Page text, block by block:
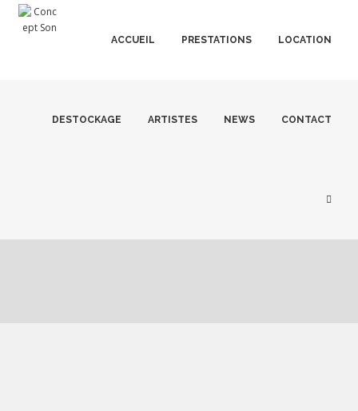
ACCUEIL PRESTATIONS LOCATION
DESTOCKAGE ARTISTES NEWS CONTACT